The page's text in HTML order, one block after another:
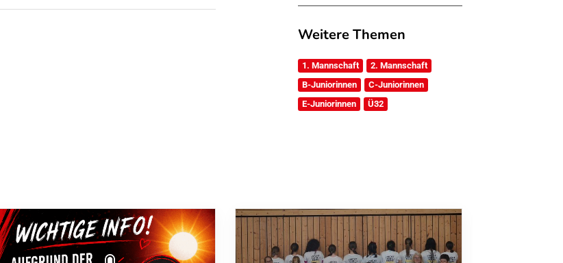
Weitere Themen
1. Mannschaft
2. Mannschaft
B-Juniorinnen
C-Juniorinnen
E-Juniorinnen
Ü32